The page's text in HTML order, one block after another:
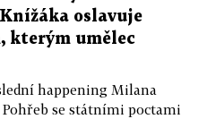
oslavuje
kterým umělec
happening Milana
se státními poctami